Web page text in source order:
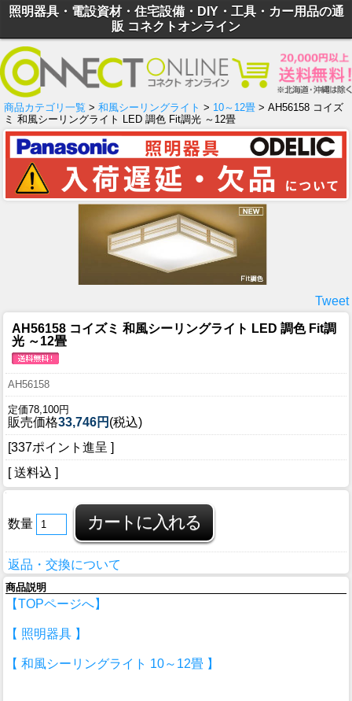
照明器具・電設資材・住宅設備・DIY・工具・カー用品の通
販 コネクトオンライン
商品カテゴリ一覧 > 和風シーリングライト > 10～12畳 > AH56158 コイズ
ミ 和風シーリングライト LED 調色 Fit調光 ～12畳
Tweet
AH56158 コイズミ 和風シーリングライト LED 調色 Fit調
光 ～12畳
AH56158
定価78,100円
販売価格33,746円 (税込)
[337ポイント進呈 ]
[ 送料込 ]
数量
返品・交換について
商品説明
【TOPページへ】
【 照明器具 】
【 和風シーリングライト 10～12畳 】